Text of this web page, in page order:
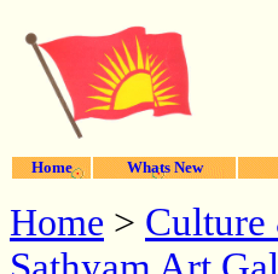
Home Whats New
Home >